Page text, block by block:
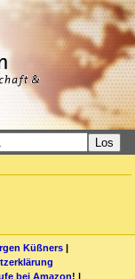
Los
Küßners |
bei Amazon! |